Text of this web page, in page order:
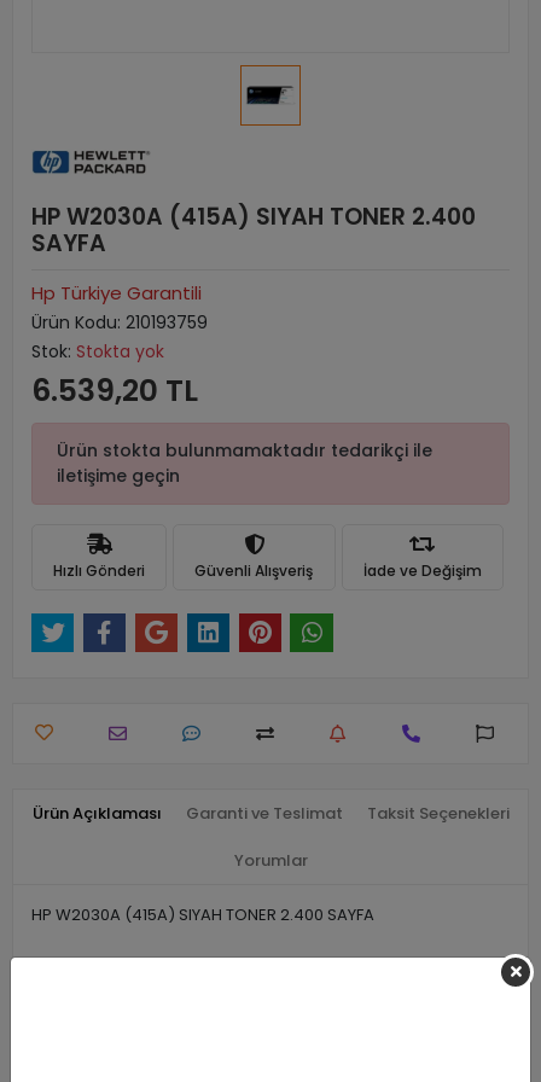
HP W2030A (415A) SIYAH TONER 2.400
SAYFA
Hp Türkiye Garantili
Ürün Kodu: 210193759
Stok: Stokta yok
6.539,20 TL
Ürün stokta bulunmamaktadır tedarikçi ile
iletişime geçin
Hızlı Gönderi Güvenli Alışveriş İade ve Değişim
Ürün Açıklaması Garanti ve Teslimat Taksit Seçenekleri
Yorumlar
HP W2030A (415A) SIYAH TONER 2.400 SAYFA